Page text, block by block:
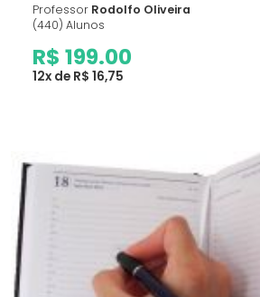
Professor Rodolfo Oliveira
(440) Alunos
R$ 199.00
12x de R$ 16,75